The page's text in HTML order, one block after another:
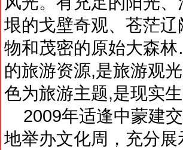
垠的戈壁奇观、苍茫
物和茂密的原始大森
的旅游资源,是旅游观
色为旅游主题,是现实
2009年适逢中蒙建
地举办文化周，充分